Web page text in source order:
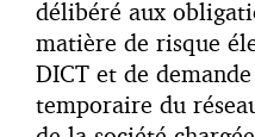
délibéré aux
matière de risque
DICT et de
temporaire du